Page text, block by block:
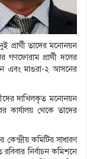
প্রার্থী তাদের মনোনয়ন
গণফোরাম প্রার্থী দলের
এবং মাগুরা-২ আসনের
দাখিলকৃত মনোনয়ন
কার্যালয় থেকে তাদের
কমিটির সাধারণ
নির্বাচন কমিশনে